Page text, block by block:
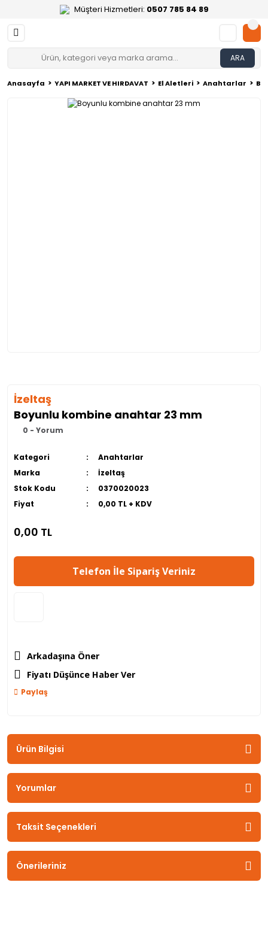
Müşteri Hizmetleri: 0507 785 84 89
ARA
Anasayfa YAPI MARKET VE HIRDAVAT El Aletleri Anahtarlar
İzeltaş
Boyunlu kombine anahtar 23 mm
0 - Yorum
Kategori
Anahtarlar
Marka
İzeltaş
Stok Kodu
0370020023
Fiyat
0,00 TL + KDV
0,00 TL
Telefon İle Sipariş Veriniz
Arkadaşına Öner
Fiyatı Düşünce Haber Ver
Paylaş
Ürün Bilgisi
Yorumlar
Taksit Seçenekleri
Önerileriniz